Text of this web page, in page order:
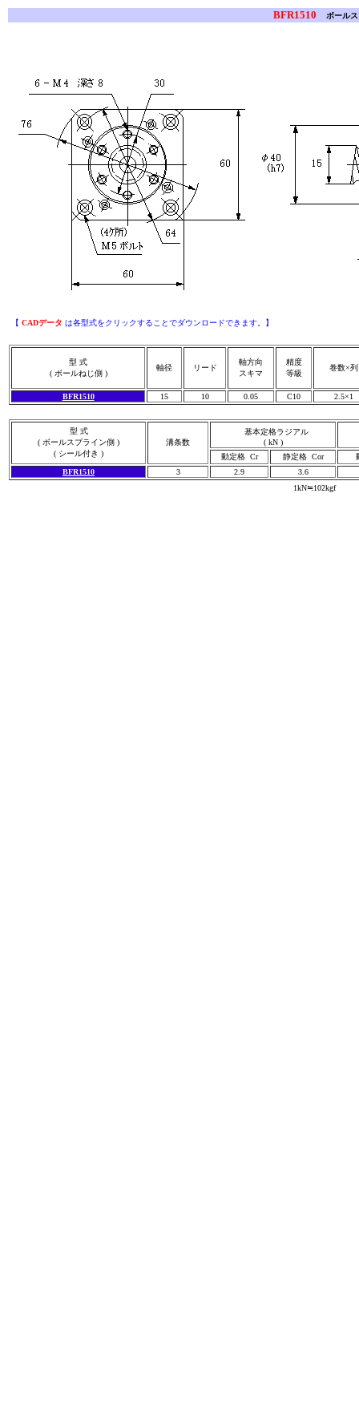
BFR1510 ボールス
【 CADデータ は各型式をクリックすることでダウンロードできます。】
型 式
( ボールねじ側 )
軸径 リード
軸方向
スキマ
精度
等級
巻数×列
BFR1510 15 10 0.05 C10 2.5×1
型 式
( ボールスプライン側 )
( シール付き )
溝条数
基本定格ラジアル
( kN )
動定格 Cr
静定格 Cor
BFR1510
3 2.9
3.6
1kN≒102kgf